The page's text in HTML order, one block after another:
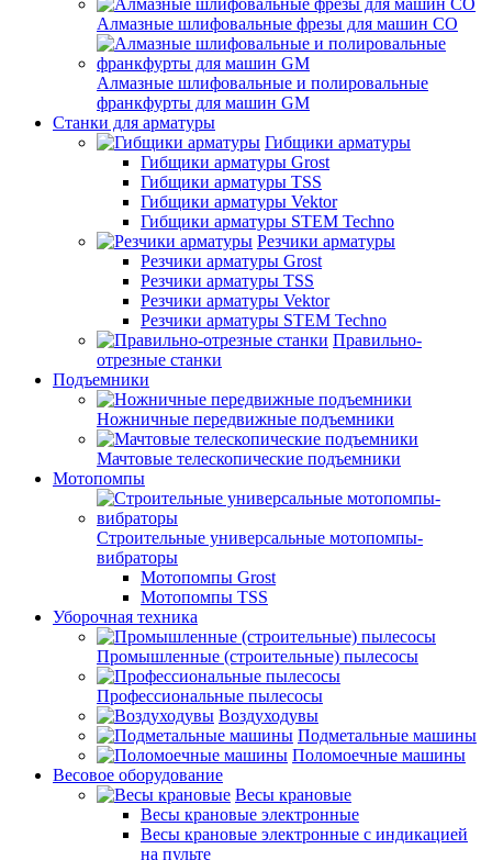
Алмазные шлифовальные фрезы для машин СО
Алмазные шлифовальные и полировальные
франкфурты для машин GM
Станки для арматуры
Гибщики арматуры
Гибщики арматуры Grost
Гибщики арматуры TSS
Гибщики арматуры Vektor
Гибщики арматуры STEM Techno
Резчики арматуры
Резчики арматуры Grost
Резчики арматуры TSS
Резчики арматуры Vektor
Резчики арматуры STEM Techno
Правильно-
отрезные станки
Подъемники
Ножничные передвижные подъемники
Мачтовые телескопические подъемники
Мотопомпы
Строительные универсальные мотопомпы-
вибраторы
Мотопомпы Grost
Мотопомпы TSS
Уборочная техника
Промышленные (строительные) пылесосы
Профессиональные пылесосы
Воздуходувы
Подметальные машины
Поломоечные машины
Весовое оборудование
Весы крановые
Весы крановые электронные
Весы крановые электронные с индикацией
на пульте